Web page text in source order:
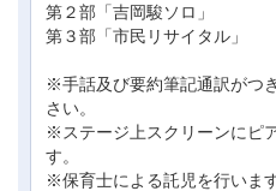
第２部「吉岡駿ソロ」
第３部「市民リサイタル」
※手話及び要約筆記通訳がつ
さい。
※ステージ上スクリーンにピ
す。
※保育士による託児を行いま